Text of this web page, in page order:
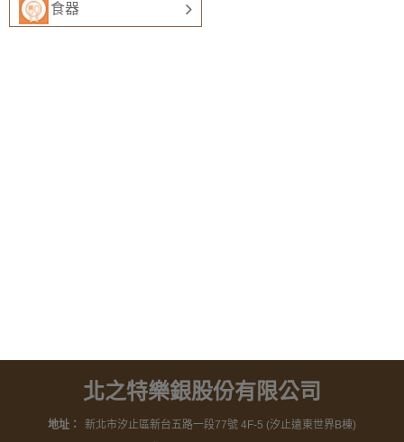
食器
北之特樂銀股份有限公司
地址：
新北市汐止區新台五路一段77號 4F-5 (汐止遠東世界B棟)